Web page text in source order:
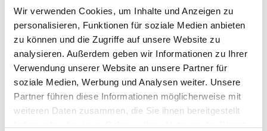
Wir verwenden Cookies, um Inhalte und Anzeigen zu
personalisieren, Funktionen für soziale Medien anbieten
zu können und die Zugriffe auf unsere Website zu
analysieren. Außerdem geben wir Informationen zu Ihrer
Verwendung unserer Website an unsere Partner für
soziale Medien, Werbung und Analysen weiter. Unsere
Partner führen diese Informationen möglicherweise mit
weiteren Daten zusammen, die Sie ihnen bereitgestellt
Isabell Großmann (Alt), Akihiro
Nagaki (Tenor), Helmut
Weckesser (Bass), Kaufunger
Kantorei, Jugendchor Kaufungen,
Collegium musicum Kaufungen,
Martin Baumann (Leitung)